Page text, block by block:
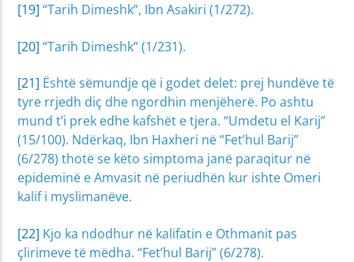
[19] “Tarih Dimeshk”, Ibn Asakiri (1/272).
[20] “Tarih Dimeshk” (1/231).
[21] Është sëmundje që i godet delet: prej hundëve të
tyre rrjedh diç dhe ngordhin menjëherë. Po ashtu
mund t’i prek edhe kafshët e tjera. “Umdetu el Karij”
(15/100). Ndërkaq, Ibn Haxheri në “Fet’hul Barij”
(6/278) thotë se këto simptoma janë paraqitur në
epideminë e Amvasit në periudhën kur ishte Omeri
kalif i myslimanëve.
[22] Kjo ka ndodhur në kalifatin e Othmanit pas
çlirimeve të mëdha. “Fet’hul Barij” (6/278).